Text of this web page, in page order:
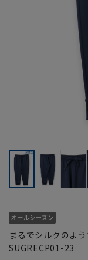
まるでシルクのよ
SUGRECP01-23